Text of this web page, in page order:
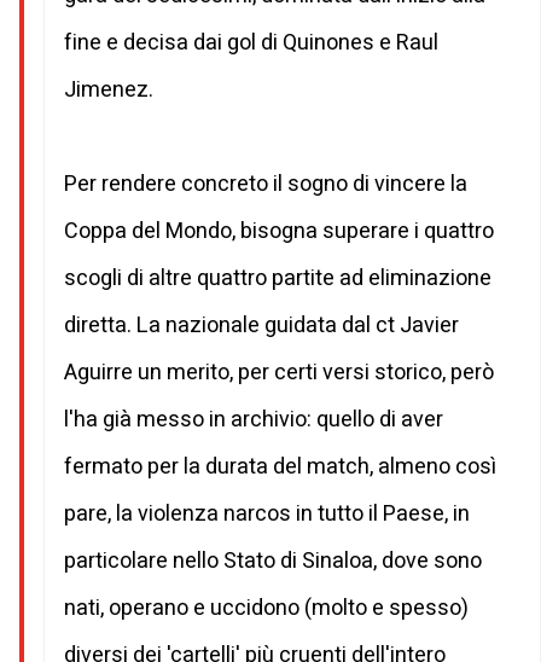
fine e decisa dai gol di Quinones e Raul
Jimenez.
Per rendere concreto il sogno di vincere la
Coppa del Mondo, bisogna superare i quattro
scogli di altre quattro partite ad eliminazione
diretta. La nazionale guidata dal ct Javier
Aguirre un merito, per certi versi storico, però
l'ha già messo in archivio: quello di aver
fermato per la durata del match, almeno così
pare, la violenza narcos in tutto il Paese, in
particolare nello Stato di Sinaloa, dove sono
nati, operano e uccidono (molto e spesso)
diversi dei 'cartelli' più cruenti dell'intero